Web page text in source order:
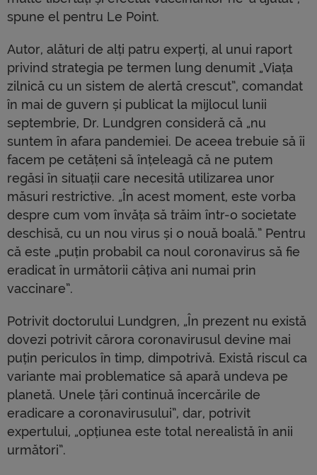
spune el pentru Le Point.
Autor, alături de alți patru experți, al unui raport
privind strategia pe termen lung denumit „Viața
zilnică cu un sistem de alertă crescut”, comandat
în mai de guvern și publicat la mijlocul lunii
septembrie, Dr. Lundgren consideră că „nu
suntem în afara pandemiei. De aceea trebuie să îi
facem pe cetățeni să înțeleagă că ne putem
regăsi în situații care necesită utilizarea unor
măsuri restrictive. „În acest moment, este vorba
despre cum vom învăța să trăim într-o societate
deschisă, cu un nou virus și o nouă boală.” Pentru
că este „puțin probabil ca noul coronavirus să fie
eradicat în următorii câțiva ani numai prin
vaccinare”.
Potrivit doctorului Lundgren, „În prezent nu există
dovezi potrivit cărora coronavirusul devine mai
puțin periculos în timp, dimpotrivă. Există riscul ca
variante mai problematice să apară undeva pe
planetă. Unele țări continuă încercările de
eradicare a coronavirusului”, dar, potrivit
expertului, „opțiunea este total nerealistă în anii
următori”.